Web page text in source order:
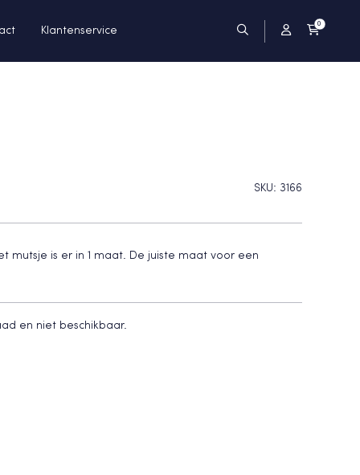
Klantenservice
0
SKU: 3166
mutsje is er in 1 maat. De juiste maat voor een
en niet beschikbaar.